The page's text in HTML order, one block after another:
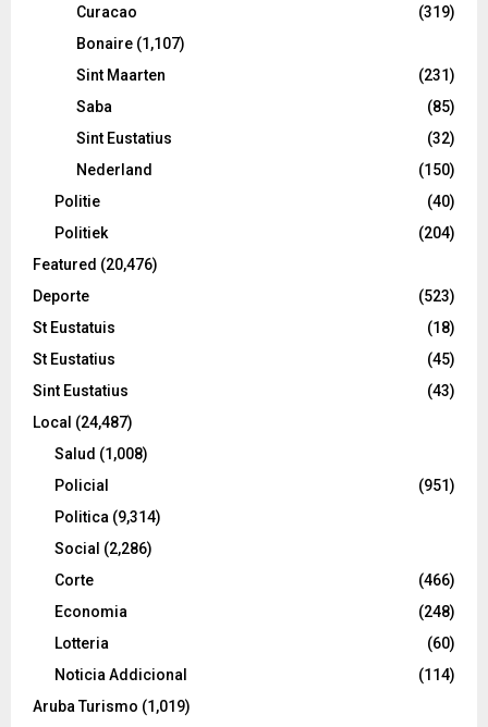
Curacao
(319)
Bonaire (1,107)
Sint Maarten
(231)
Saba
(85)
Sint Eustatius
(32)
Nederland
(150)
Politie
(40)
Politiek
(204)
Featured (20,476)
Deporte
(523)
St Eustatuis
(18)
St Eustatius
(45)
Sint Eustatius
(43)
Local (24,487)
Salud (1,008)
Policial
(951)
Politica (9,314)
Social (2,286)
Corte
(466)
Economia
(248)
Lotteria
(60)
Noticia Addicional
(114)
Aruba Turismo (1,019)